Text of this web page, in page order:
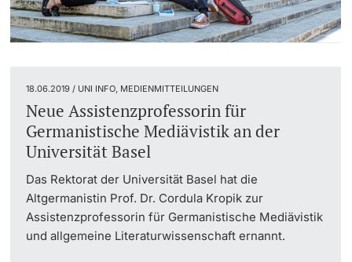
18.06.2019 / UNI INFO, MEDIENMITTEILUNGEN
Neue Assistenzprofessorin für
Germanistische Mediävistik an der
Universität Basel
Das Rektorat der Universität Basel hat die
Altgermanistin Prof. Dr. Cordula Kropik zur
Assistenzprofessorin für Germanistische Mediävistik
und allgemeine Literaturwissenschaft ernannt.